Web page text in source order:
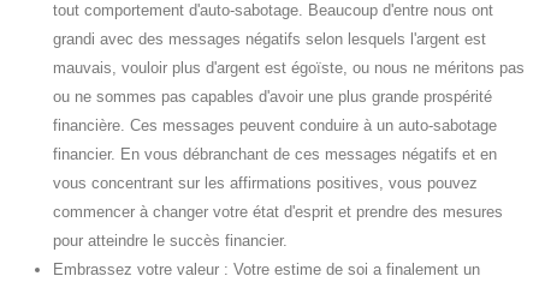
tout comportement d'auto-sabotage. Beaucoup d'entre nous ont
grandi avec des messages négatifs selon lesquels l'argent est
mauvais, vouloir plus d'argent est égoïste, ou nous ne méritons pas
ou ne sommes pas capables d'avoir une plus grande prospérité
financière. Ces messages peuvent conduire à un auto-sabotage
financier. En vous débranchant de ces messages négatifs et en
vous concentrant sur les affirmations positives, vous pouvez
commencer à changer votre état d'esprit et prendre des mesures
pour atteindre le succès financier.
Embrassez votre valeur : Votre estime de soi a finalement un